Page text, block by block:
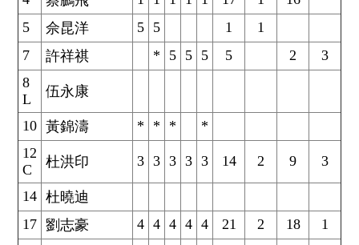
5
佘昆洋 5 5 1
1
7
許祥祺 * 5 5 5 5 2
3
8
L
伍永康
10 黃錦濤 * * *
*
12
C
杜洪印 3 3 3 3 3 14 2 9 3
14 杜曉迪
17 劉志豪 4 4 4 4 4 21 2 18 1